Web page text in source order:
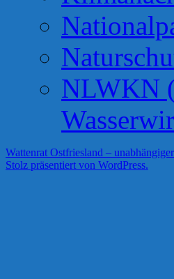
NLWKN
Wattenrat Ostfriesland –
Stolz präsentiert von WordPress.